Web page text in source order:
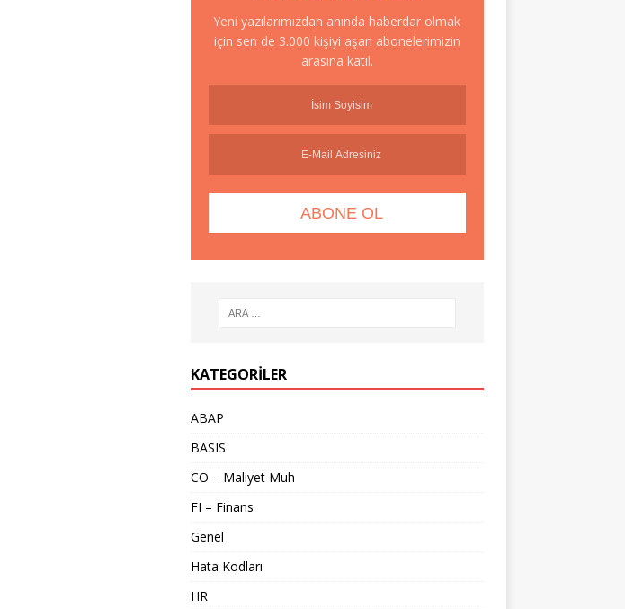
Yeni yazılarımızdan anında haberdar olmak
için sen de 3.000 kişiyi aşan abonelerimizin
arasına katıl.
KATEGORILER
ABAP
BASIS
CO – Maliyet Muh
FI – Finans
Genel
Hata Kodları
HR